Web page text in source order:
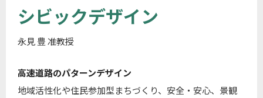
シビックデザイン
永見 豊 准教授
高速道路のパターンデザイン
地域活性化や住民参加型まちづくり、安全・安心、景観